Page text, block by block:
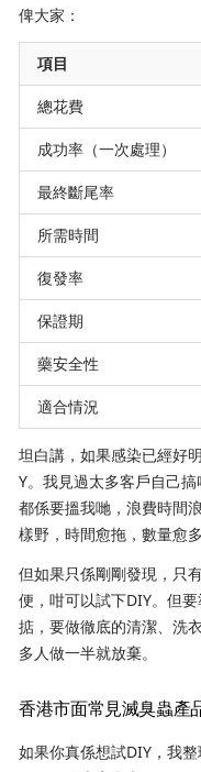
俾大家：
項目
總花費
成功率（一次處理）
最終斷尾率
所需時間
復發率
保證期
藥安全性
適合情況
坦白講，如果感染已經好
Y。我見過太多客戶自己
都係要搵我哋，浪費時間
樣野，時間愈拖，數量愈
但如果只係剛剛發現，只
便，咁可以試下DIY。但
掂，要做徹底的清潔、洗
多人做一半就放棄。
香港市面常見滅臭蟲產
如果你真係想試DIY，我